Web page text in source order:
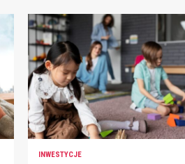
INWESTYCJE